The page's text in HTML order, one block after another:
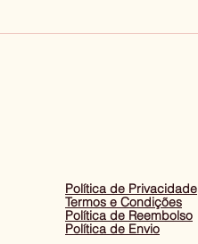
Política de Privacidade
Termos e Condições
Política de Reembolso
Política de Envio